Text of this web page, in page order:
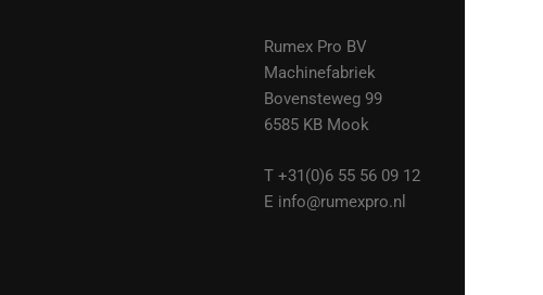
Rumex Pro BV
Machinefabriek
Bovensteweg 99
6585 KB Mook
T +31(0)6 55 56 09 12
E info@rumexpro.nl